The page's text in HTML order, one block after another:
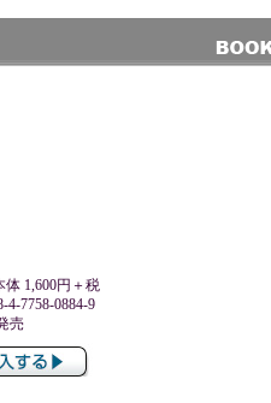
体 1,600円＋税
4-7758-0884-9
売